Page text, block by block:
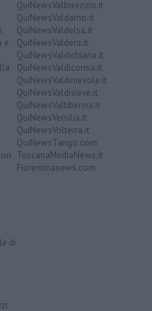
e
di
QuiNewsValbisenzio.it
QuiNewsValdarno.it
QuiNewsValdelsa.it
QuiNewsValdera.it
QuiNewsValdichiana.it
QuiNewsValdicornia.it
QuiNewsValdinievole.it
QuiNewsValdisieve.it
QuiNewsValtiberina.it
QuiNewsVersilia.it
QuiNewsVolterra.it
QuiNewsTango.com
ToscanaMediaNews.it
Fiorentinanews.com